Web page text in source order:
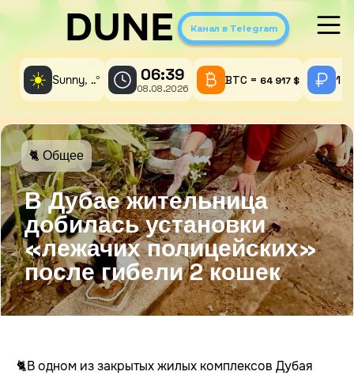
DUNE Канал в Telegram
☀️ Sunny, ..° 06:39
08.08.2026
BTC = 64 917 $ 1
В Дубае жительница
добилась установки
«лежачих полицейских»
после гибели 2 кошек
🐈 Общее
🐈В одном из закрытых жилых комплексов Дубая